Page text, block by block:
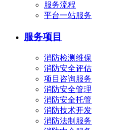
服务流程
平台一站服务
服务项目
消防检测维保
消防安全评估
项目咨询服务
消防安全管理
消防安全托管
消防技术开发
消防法制服务